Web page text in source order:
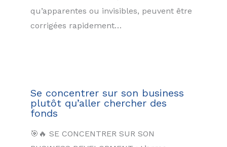
qu’apparentes ou invisibles, peuvent être
corrigées rapidement…
Se concentrer sur son business
plutôt qu’aller chercher des
fonds
🎯🔥 SE CONCENTRER SUR SON